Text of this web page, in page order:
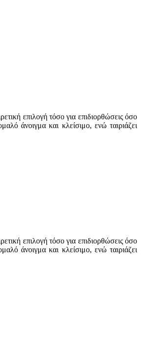
επιλογή τόσο για επιδιορθώσεις όσο
άνοιγμα και κλείσιμο, ενώ ταιριάζει
επιλογή τόσο για επιδιορθώσεις όσο
άνοιγμα και κλείσιμο, ενώ ταιριάζει